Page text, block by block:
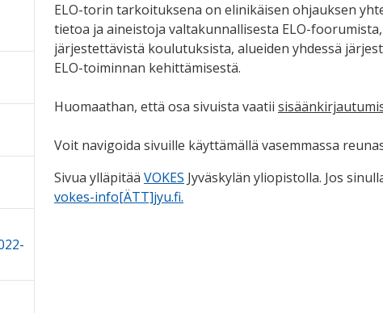
ELO-torin tarkoituksena on elinikäisen ohjauksen
tietoa ja aineistoja valtakunnallisesta ELO-
järjestettävistä koulutuksista, alueiden yhdessä
ELO-toiminnan kehittämisestä.
Huomaathan, että osa sivuista vaatii
Voit navigoida sivuille käyttämällä vasemmassa
Sivua ylläpitää VOKES Jyväskylän yliopistolla. Jos
vokes-info[ÄTT]jyu.fi.